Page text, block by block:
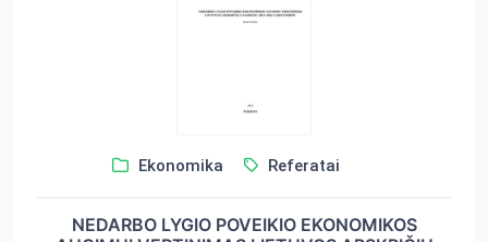
Ekonomika Referatai
NEDARBO LYGIO POVEIKIO EKONOMIKOS